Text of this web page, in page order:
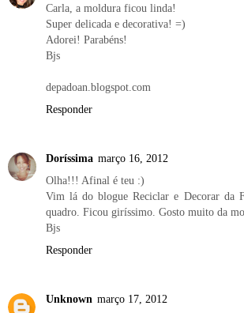
Carla, a moldura ficou linda!
Super delicada e decorativa! =)
Adorei! Parabéns!
Bjs
depadoan.blogspot.com
Responder
Doríssima março 16, 2012
Olha!!! Afinal é teu :)
Vim lá do blogue Reciclar e Decorar da
quadro. Ficou giríssimo. Gosto muito da
Bjs
Responder
Unknown março 17, 2012